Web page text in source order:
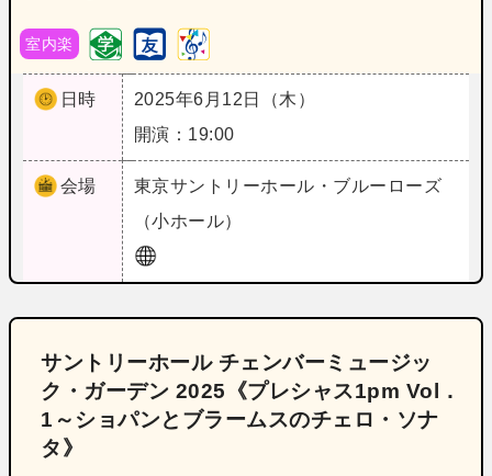
室内楽
日時
2025年6月12日（木）
開演：19:00
会場 東京サントリーホール・ブルーローズ
（小ホール）
サントリーホール チェンバーミュージッ
ク・ガーデン 2025《プレシャス1pm Vol．
1～ショパンとブラームスのチェロ・ソナ
タ》